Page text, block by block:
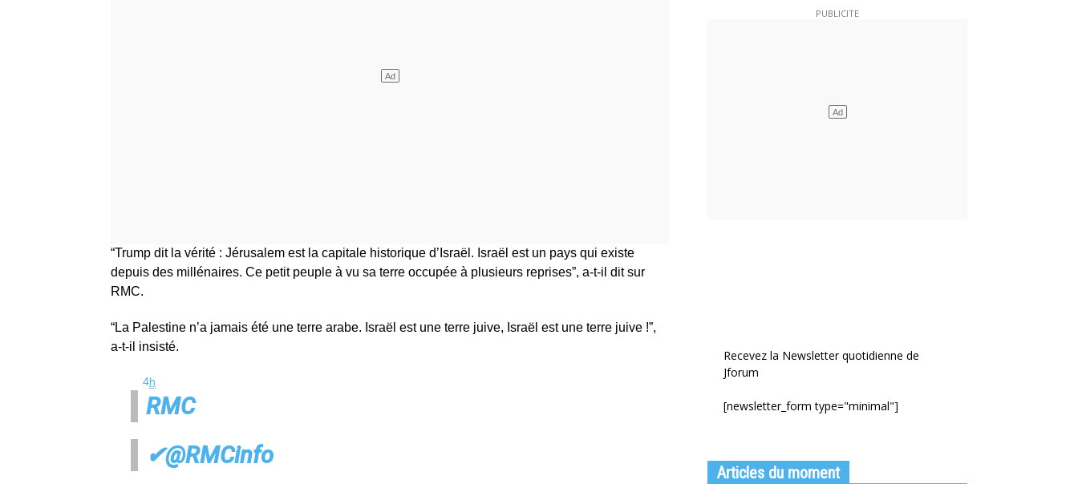
“Trump dit la vérité : Jérusalem est la capitale historique d’Israël. Israël est un pays qui existe
depuis des millénaires. Ce petit peuple à vu sa terre occupée à plusieurs reprises”, a-t-il dit sur
RMC.
“La Palestine n’a jamais été une terre arabe. Israël est une terre juive, Israël est une terre juive !”,
a-t-il insisté.
4h
RMC
✔@RMCinfo
Recevez la Newsletter quotidienne de
Jforum
[newsletter_form type="minimal"]
Articles du moment